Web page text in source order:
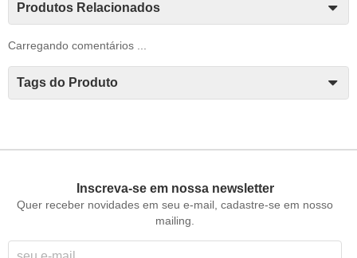
Produtos Relacionados
Carregando comentários ...
Tags do Produto
Inscreva-se em nossa newsletter
Quer receber novidades em seu e-mail, cadastre-se em nosso
mailing.